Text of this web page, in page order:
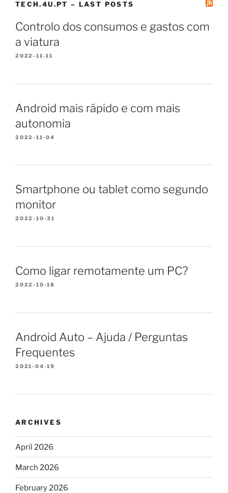
TECH.4U.PT – LAST POSTS
Controlo dos consumos e gastos com
a viatura
2022-11-11
Android mais rápido e com mais
autonomia
2022-11-04
Smartphone ou tablet como segundo
monitor
2022-10-31
Como ligar remotamente um PC?
2022-10-18
Android Auto – Ajuda / Perguntas
Frequentes
2021-04-19
ARCHIVES
April 2026
March 2026
February 2026